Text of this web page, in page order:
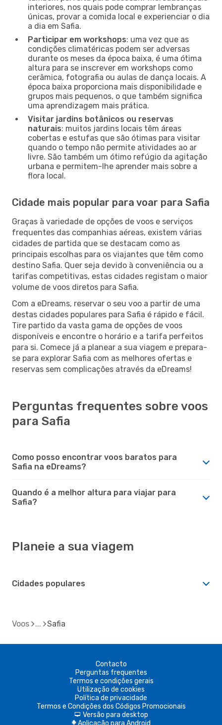
interiores, nos quais pode comprar lembranças
únicas, provar a comida local e experienciar o dia
a dia em Safia.
Participar em workshops: uma vez que as
condições climatéricas podem ser adversas
durante os meses da época baixa, é uma ótima
altura para se inscrever em workshops como
cerâmica, fotografia ou aulas de dança locais. A
época baixa proporciona mais disponibilidade e
grupos mais pequenos, o que também significa
uma aprendizagem mais prática.
Visitar jardins botânicos ou reservas
naturais: muitos jardins locais têm áreas
cobertas e estufas que são ótimas para visitar
quando o tempo não permite atividades ao ar
livre. São também um ótimo refúgio da agitação
urbana e permitem-lhe aprender mais sobre a
flora local.
Cidade mais popular para voar para Safia
Graças à variedade de opções de voos e serviços
frequentes das companhias aéreas, existem várias
cidades de partida que se destacam como as
principais escolhas para os viajantes que têm como
destino Safia. Quer seja devido à conveniência ou a
tarifas competitivas, estas cidades registam o maior
volume de voos diretos para Safia.
Com a eDreams, reservar o seu voo a partir de uma
destas cidades populares para Safia é rápido e fácil.
Tire partido da vasta gama de opções de voos
disponíveis e encontre o horário e a tarifa perfeitos
para si. Comece já a planear a sua viagem e prepara-
se para explorar Safia com as melhores ofertas e
reservas sem complicações através da eDreams!
Perguntas frequentes sobre voos
para Safia
Como posso encontrar voos baratos para
Safia na eDreams?
Quando é a melhor altura para viajar para
Safia?
Planeie a sua viagem
Cidades populares
Voos Safia
Contacto
Perguntas frequentes
Termos e condições gerais
Utilização de cookies
Política de privacidade
Termos e Condições dos Códigos Promocionais
d Versão para desktop
A Aplicação para Android